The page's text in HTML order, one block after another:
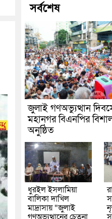
সর্বশেষ
জুলাই গণঅভ্যুত্থান
মহানগর বিএনপির
অনুষ্ঠিত
ধুরইল ইসলামিয়া
বালিকা দাখিল
মাদ্রাসায় “জুলাই